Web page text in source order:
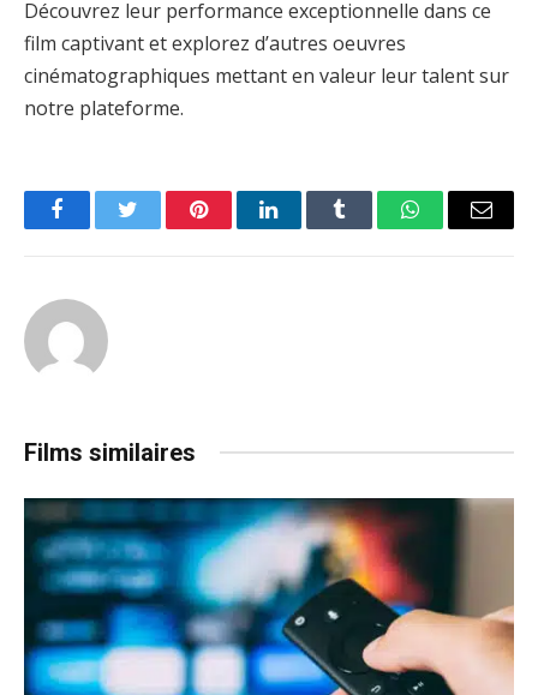
Découvrez leur performance exceptionnelle dans ce
film captivant et explorez d’autres oeuvres
cinématographiques mettant en valeur leur talent sur
notre plateforme.
FacebookTwitter PinterestLinkedInTumblr WhatsAppEmail
Films similaires